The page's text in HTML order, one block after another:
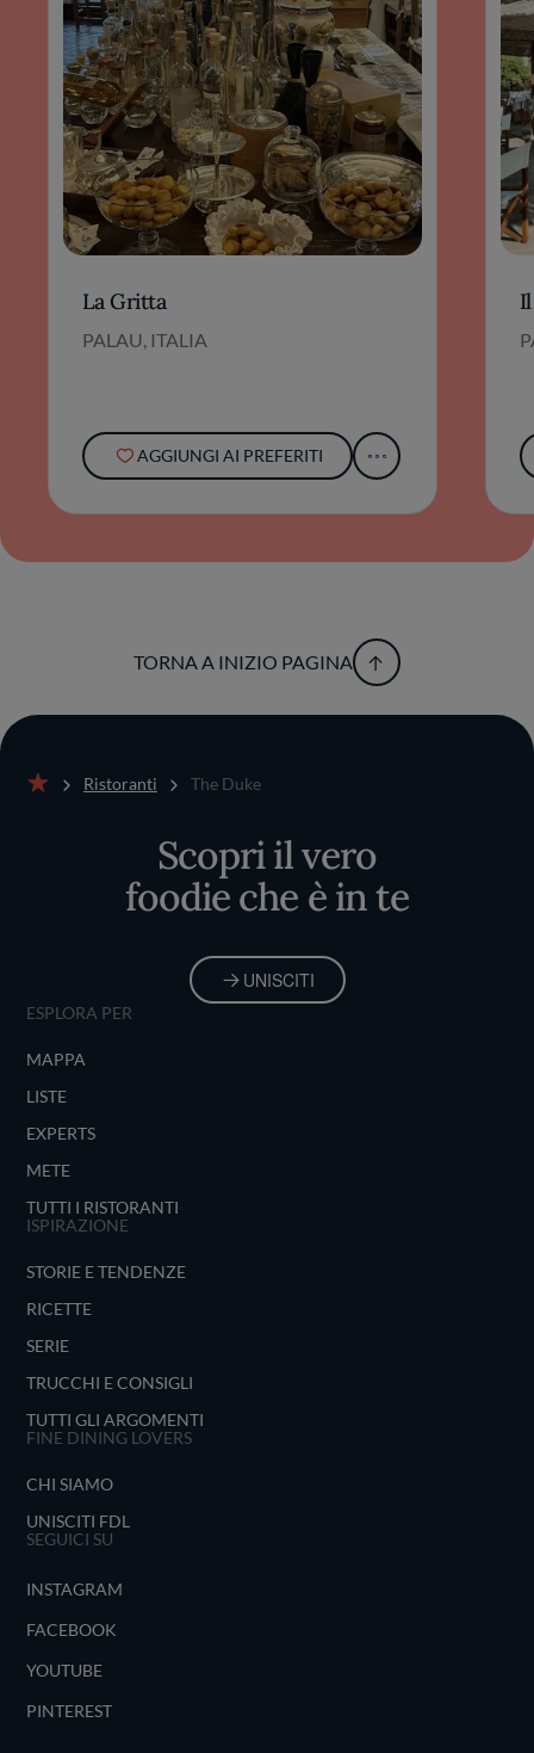
La Gritta
PALAU, ITALIA
AGGIUNGI AI PREFERITI
TORNA A INIZIO PAGINA
Ristoranti The Duke
Scopri il vero
foodie che è in te
UNISCITI
ESPLORA PER
MAPPA
LISTE
EXPERTS
METE
TUTTI I RISTORANTI
ISPIRAZIONE
STORIE E TENDENZE
RICETTE
SERIE
TRUCCHI E CONSIGLI
TUTTI GLI ARGOMENTI
FINE DINING LOVERS
CHI SIAMO
UNISCITI FDL
SEGUICI SU
INSTAGRAM
FACEBOOK
YOUTUBE
PINTEREST